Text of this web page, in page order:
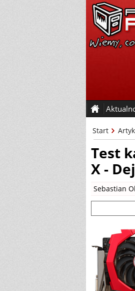
Start
Test
X -
Sebastian